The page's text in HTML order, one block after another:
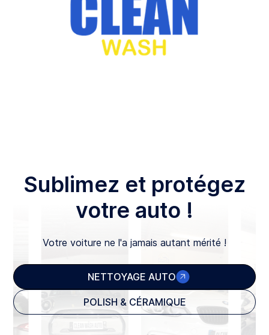
Sublimez et protégez
votre auto !
Votre voiture ne l'a jamais autant mérité !
NETTOYAGE AUTO
POLISH & CÉRAMIQUE